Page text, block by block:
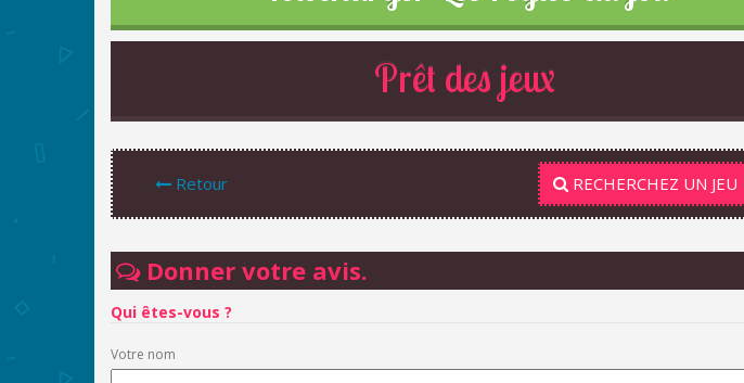
Prêt des jeux
Retour RECHERCHEZ UN JEU
Donner votre avis.
Qui êtes-vous ?
Votre nom